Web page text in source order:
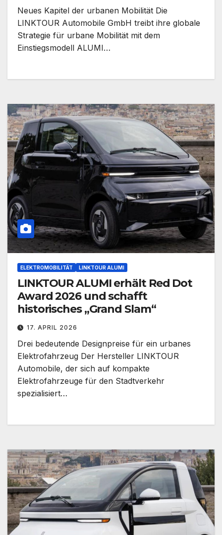
Neues Kapitel der urbanen Mobilität Die
LINKTOUR Automobile GmbH treibt ihre globale
Strategie für urbane Mobilität mit dem
Einstiegsmodell ALUMI…
ELEKTROMOBILITÄT LINKTOUR ALUMI
LINKTOUR ALUMI erhält Red Dot
Award 2026 und schafft
historisches „Grand Slam“
17. APRIL 2026
Drei bedeutende Designpreise für ein urbanes
Elektrofahrzeug Der Hersteller LINKTOUR
Automobile, der sich auf kompakte
Elektrofahrzeuge für den Stadtverkehr
spezialisiert…